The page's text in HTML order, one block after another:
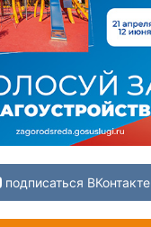
подписаться ВКонтакте